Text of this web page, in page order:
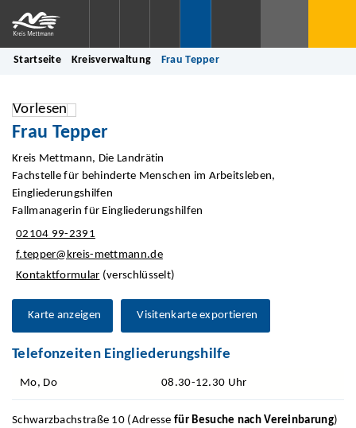
Startseite Kreisverwaltung Frau Tepper
Vorlesen
Frau Tepper
Kreis Mettmann, Die Landrätin
Fachstelle für behinderte Menschen im Arbeitsleben,
Eingliederungshilfen
Fallmanagerin für Eingliederungshilfen
02104 99-2391
f.tepper@kreis-mettmann.de
Kontaktformular (verschlüsselt)
Karte anzeigen Visitenkarte exportieren
Telefonzeiten Eingliederungshilfe
Mo, Do 08.30-12.30 Uhr
Schwarzbachstraße 10 (Adressefür Besuche nach Vereinbarung)